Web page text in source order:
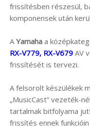
frissítésben részesül,
komponensek után
A Yamaha a
RX-V779, RX-V679 AV
frissítését is tervezi.
A felsorolt készülékek
„MusicCast” vezeték-
tartalmak bitfolyama
frissítés ennek